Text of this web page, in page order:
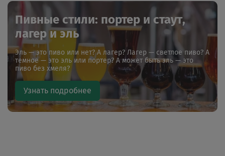
Пивные стили: портер и стаут,
лагер и эль
Эль — это пиво или нет? А лагер? Лагер — светлое пиво? А
темное — это эль или портер? А может быть эль — это
пиво без хмеля?
Узнать подробнее